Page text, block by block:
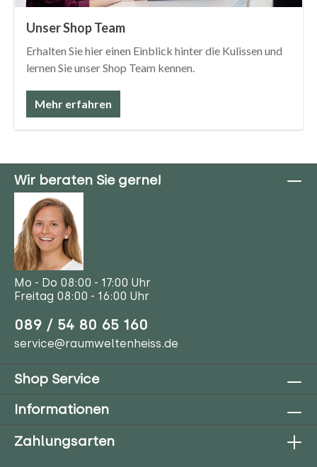
Unser Shop Team
Erhalten Sie hier einen Einblick hinter die Kulissen und
lernen Sie unser Shop Team kennen.
Mehr erfahren
Wir beraten Sie gerne!
Mo - Do 08:00 - 17:00 Uhr
Freitag 08:00 - 16:00 Uhr
089 / 54 80 65 160
service@raumweltenheiss.de
Shop Service
Informationen
Zahlungsarten